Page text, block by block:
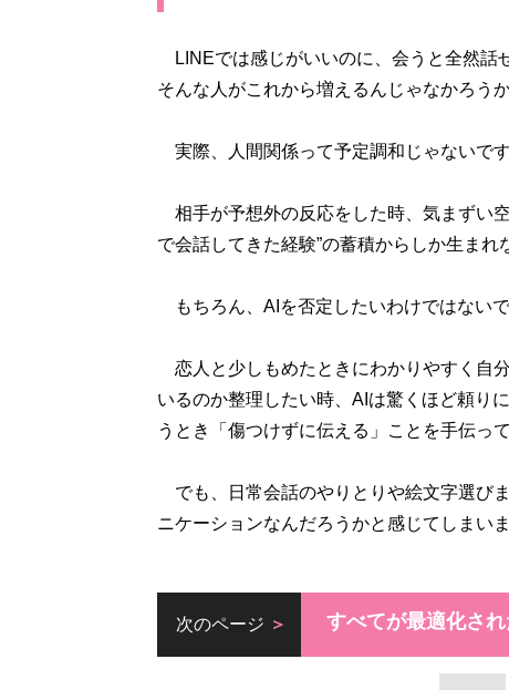
LINEでは感じがいいのに、会うと全然話
そんな人がこれから増えるんじゃなかろう
実際、人間関係って予定調和じゃないです
相手が予想外の反応をした時、気まずい
で会話してきた経験”の蓄積からしか生まれ
もちろん、AIを否定したいわけではないで
恋人と少しもめたときにわかりやすく自
いるのか整理したい時、AIは驚くほど頼り
うとき「傷つけずに伝える」ことを手伝っ
でも、日常会話のやりとりや絵文字選び
ニケーションなんだろうかと感じてしまいま
次のページ すべてが最適化さ